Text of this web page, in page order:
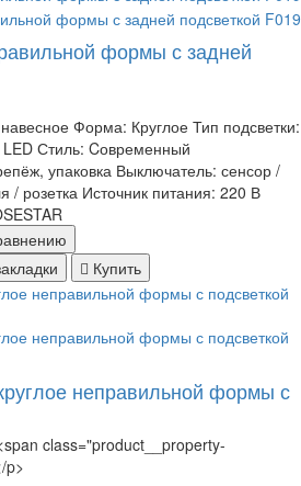
формы с задней
Форма: Круглое Тип подсветки:
Стиль: Cовременный
упаковка Выключатель: сенсор /
/ розетка Источник питания: 220 В
Купить
неправильной формы с
class="product__property-
p>